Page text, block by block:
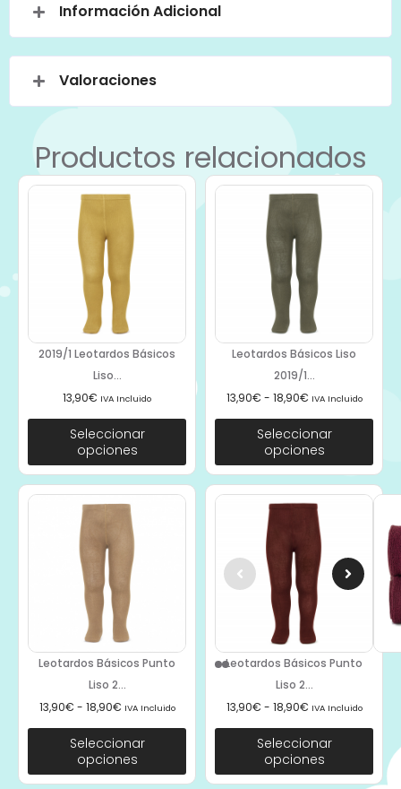
Información Adicional
Valoraciones
Productos relacionados
2019/1 Leotardos Básicos
Liso...
13,90€ IVA Incluido
Seleccionar
opciones
Leotardos Básicos Liso
2019/1...
13,90€ - 18,90€ IVA Incluido
Seleccionar
opciones
Leotardos Básicos Punto
Liso 2...
13,90€ - 18,90€ IVA Incluido
Seleccionar
opciones
Leotardos Básicos Punto
Liso 2...
13,90€ - 18,90€ IVA Incluido
Seleccionar
opciones